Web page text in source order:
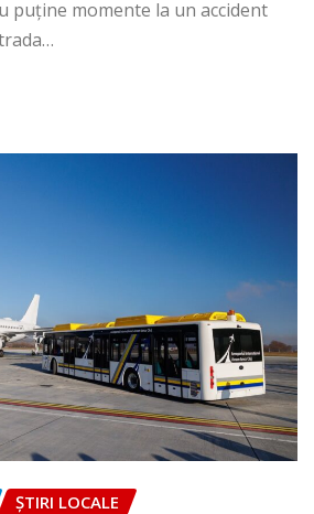
puține momente la un accident
ȘTIRI LOCALE